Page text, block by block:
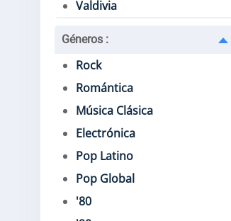
Valdivia
Géneros :
Rock
Romántica
Música Clásica
Electrónica
Pop Latino
Pop Global
'80